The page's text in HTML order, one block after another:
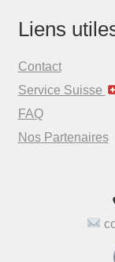
Liens
Contact
Service Suisse
FAQ
Nos Partenaires